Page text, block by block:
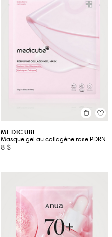
MEDICUBE
Masque gel au collagène rose PDRN
8 $